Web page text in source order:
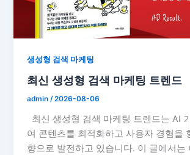
생성형 검색 마케팅
최신 생성형 검색 마케팅 트렌드
admin/2026-08-06
최신 생성형 검색 마케팅 트렌드는 AI
여 콘텐츠를 최적화하고 사용자 경험을
향으로 발전하고 있습니다. 이 글에서는